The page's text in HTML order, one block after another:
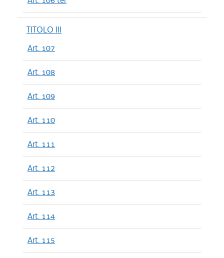
TITOLO III
Art. 107
Art. 108
Art. 109
Art. 110
Art. 111
Art. 112
Art. 113
Art. 114
Art. 115